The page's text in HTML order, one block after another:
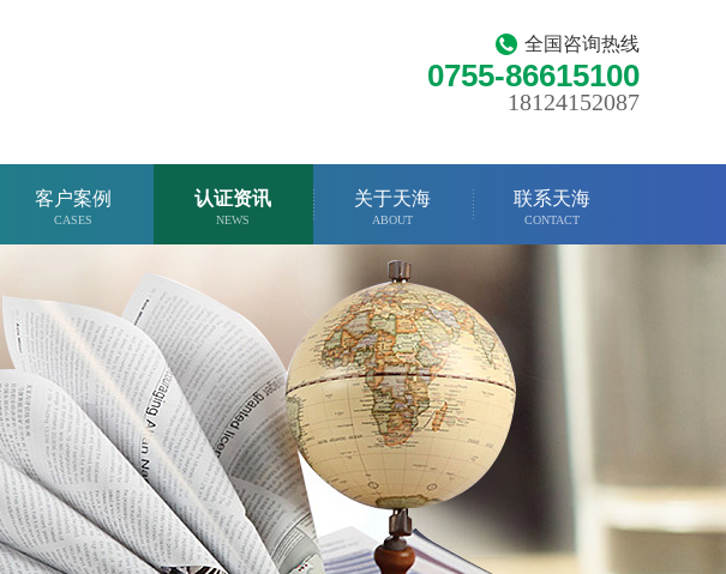
全国咨询热线
0755-86615100
18124152087
客户案例
CASES
认证资讯
NEWS
关于天海
ABOUT
联系天海
CONTACT